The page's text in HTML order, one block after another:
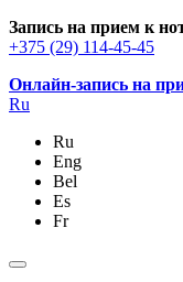
Запись на прием к
+375 (29) 114-45-45
Онлайн-запись на
Ru
Ru
Eng
Bel
Es
Fr